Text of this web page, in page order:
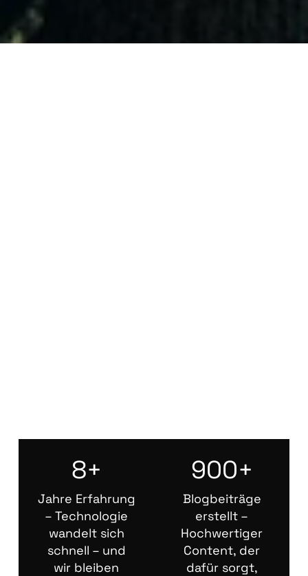
8+
Jahre Erfahrung
– Technologie
wandelt sich
schnell – und
wir bleiben
900+
Blogbeiträge
erstellt –
Hochwertiger
Content, der
dafür sorgt,